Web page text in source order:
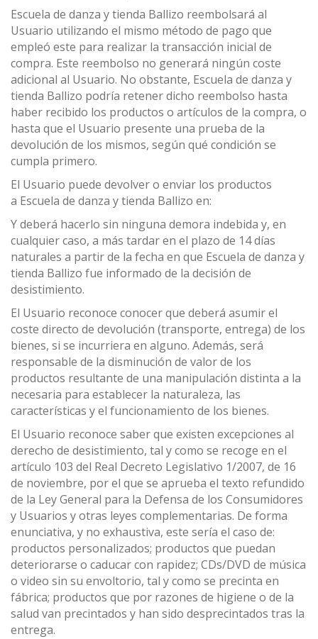
Escuela de danza y tienda Ballizo reembolsará al
Usuario utilizando el mismo método de pago que
empleó este para realizar la transacción inicial de
compra. Este reembolso no generará ningún coste
adicional al Usuario. No obstante, Escuela de danza y
tienda Ballizo podría retener dicho reembolso hasta
haber recibido los productos o artículos de la compra, o
hasta que el Usuario presente una prueba de la
devolución de los mismos, según qué condición se
cumpla primero.
El Usuario puede devolver o enviar los productos
a Escuela de danza y tienda Ballizo en:
Y deberá hacerlo sin ninguna demora indebida y, en
cualquier caso, a más tardar en el plazo de 14 días
naturales a partir de la fecha en que Escuela de danza y
tienda Ballizo fue informado de la decisión de
desistimiento.
El Usuario reconoce conocer que deberá asumir el
coste directo de devolución (transporte, entrega) de los
bienes, si se incurriera en alguno. Además, será
responsable de la disminución de valor de los
productos resultante de una manipulación distinta a la
necesaria para establecer la naturaleza, las
características y el funcionamiento de los bienes.
El Usuario reconoce saber que existen excepciones al
derecho de desistimiento, tal y como se recoge en el
artículo 103 del Real Decreto Legislativo 1/2007, de 16
de noviembre, por el que se aprueba el texto refundido
de la Ley General para la Defensa de los Consumidores
y Usuarios y otras leyes complementarias. De forma
enunciativa, y no exhaustiva, este sería el caso de:
productos personalizados; productos que puedan
deteriorarse o caducar con rapidez; CDs/DVD de música
o video sin su envoltorio, tal y como se precinta en
fábrica; productos que por razones de higiene o de la
salud van precintados y han sido desprecintados tras la
entrega.